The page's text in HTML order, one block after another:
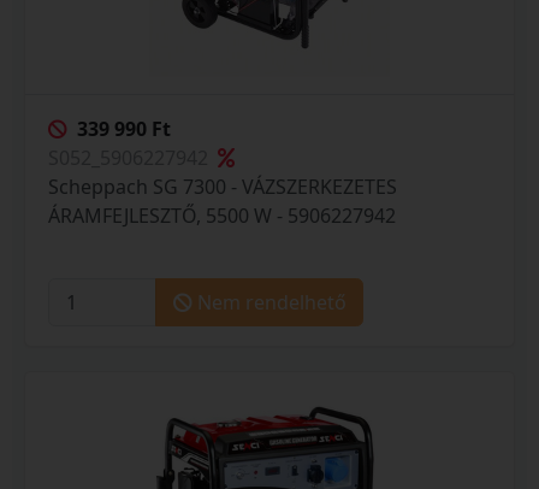
339 990 Ft
Scheppach SG 7300 - VÁZSZERKEZETES
ÁRAMFEJLESZTŐ, 5500 W - 5906227942
Nem rendelhető